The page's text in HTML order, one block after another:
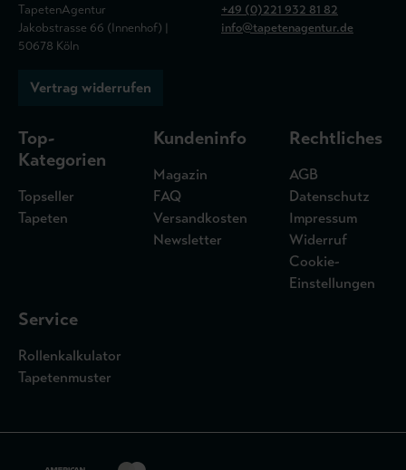
TapetenAgentur
Jakobstrasse 66 (Innenhof) |
50678 Köln
+49 (0)221 932 81 82
info@tapetenagentur.de
Vertrag widerrufen
Top-
Kategorien
Topseller
Tapeten
Kundeninfo
Magazin
FAQ
Versandkosten
Newsletter
Rechtliches
AGB
Datenschutz
Impressum
Widerruf
Cookie-
Einstellungen
Service
Rollenkalkulator
Tapetenmuster